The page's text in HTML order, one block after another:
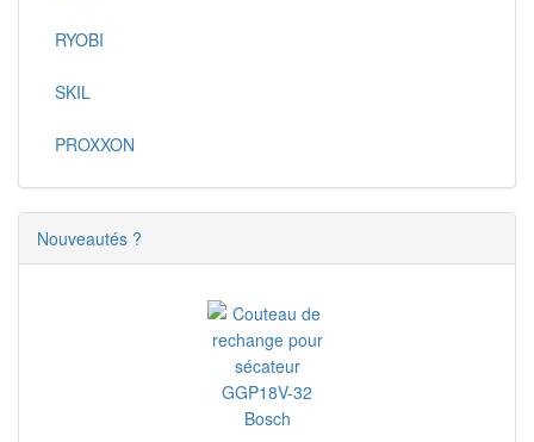
RYOBI
SKIL
PROXXON
Nouveautés ?